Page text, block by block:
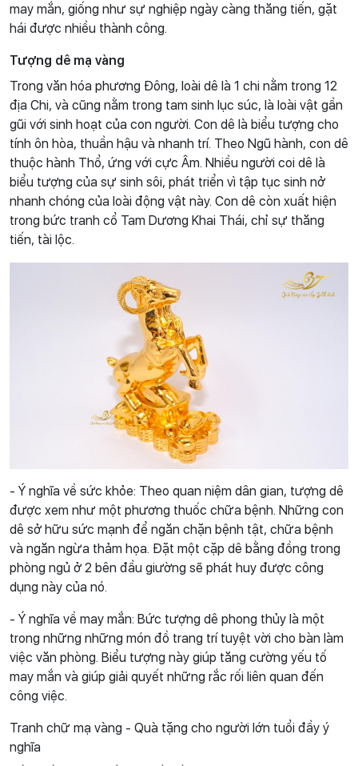
may mắn, giống như sự nghiệp ngày càng thăng tiến, gặt
hái được nhiều thành công.
Tượng dê mạ vàng
Trong văn hóa phương Đông, loài dê là 1 chi nằm trong 12
địa Chi, và cũng nằm trong tam sinh lục súc, là loài vật gần
gũi với sinh hoạt của con người. Con dê là biểu tượng cho
tính ôn hòa, thuần hậu và nhanh trí. Theo Ngũ hành, con dê
thuộc hành Thổ, ứng với cực Âm. Nhiều người coi dê là
biểu tượng của sự sinh sôi, phát triển vì tập tục sinh nở
nhanh chóng của loài động vật này. Con dê còn xuất hiện
trong bức tranh cổ Tam Dương Khai Thái, chỉ sự thăng
tiến, tài lộc.
- Ý nghĩa về sức khỏe: Theo quan niệm dân gian, tượng dê
được xem như một phương thuốc chữa bệnh. Những con
dê sở hữu sức mạnh để ngăn chặn bệnh tật, chữa bệnh
và ngăn ngừa thảm họa. Đặt một cặp dê bằng đồng trong
phòng ngủ ở 2 bên đầu giường sẽ phát huy được công
dụng này của nó.
- Ý nghĩa về may mắn: Bức tượng dê phong thủy là một
trong những những món đồ trang trí tuyệt vời cho bàn làm
việc văn phòng. Biểu tượng này giúp tăng cường yếu tố
may mắn và giúp giải quyết những rắc rối liên quan đến
công việc.
Tranh chữ mạ vàng - Quà tặng cho người lớn tuổi đầy ý
nghĩa